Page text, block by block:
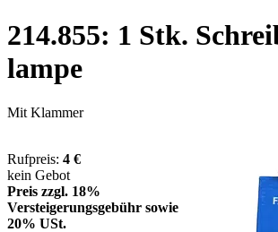
214.855: 1 Stk.
lam­pe
Mit Klam­mer
Rufpreis: 4 €
kein Gebot
Preis zzgl. 18%
Versteigerungsgebühr sowie
20% USt.